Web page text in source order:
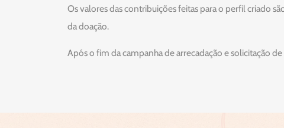
Os valores das contribuições feitas para o perfil criado
da doação.
Após o fim da campanha de arrecadação e solicitação